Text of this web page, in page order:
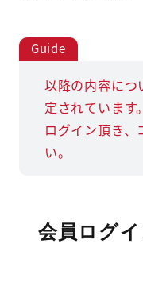
以降の内容につ
定されています。
ログイン頂き
い。
会員ログイ